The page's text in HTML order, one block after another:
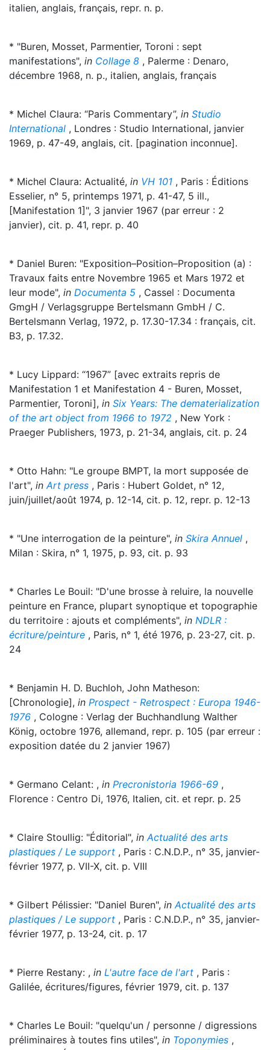
italien, anglais, français, repr. n. p.
* "Buren, Mosset, Parmentier, Toroni : sept
manifestations", in Collage 8 , Palerme : Denaro,
décembre 1968, n. p., italien, anglais, français
* Michel Claura: “Paris Commentary”, in Studio
International , Londres : Studio International, janvier
1969, p. 47-49, anglais, cit. [pagination inconnue].
* Michel Claura: Actualité, in VH 101 , Paris : Éditions
Esselier, n° 5, printemps 1971, p. 41-47, 5 ill.,
[Manifestation 1]", 3 janvier 1967 (par erreur : 2
janvier), cit. p. 41, repr. p. 40
* Daniel Buren: "Exposition–Position–Proposition (a) :
Travaux faits entre Novembre 1965 et Mars 1972 et
leur mode", in Documenta 5 , Cassel : Documenta
GmgH / Verlagsgruppe Bertelsmann GmbH / C.
Bertelsmann Verlag, 1972, p. 17.30-17.34 : français, cit.
B3, p. 17.32.
* Lucy Lippard: “1967” [avec extraits repris de
Manifestation 1 et Manifestation 4 - Buren, Mosset,
Parmentier, Toroni], in Six Years: The dematerialization
of the art object from 1966 to 1972 , New York :
Praeger Publishers, 1973, p. 21-34, anglais, cit. p. 24
* Otto Hahn: "Le groupe BMPT, la mort supposée de
l'art", in Art press , Paris : Hubert Goldet, n° 12,
juin/juillet/août 1974, p. 12-14, cit. p. 12, repr. p. 12-13
* "Une interrogation de la peinture", in Skira Annuel ,
Milan : Skira, n° 1, 1975, p. 93, cit. p. 93
* Charles Le Bouil: "D'une brosse à reluire, la nouvelle
peinture en France, plupart synoptique et topographie
du territoire : ajouts et compléments", in NDLR :
écriture/peinture , Paris, n° 1, été 1976, p. 23-27, cit. p.
24
* Benjamin H. D. Buchloh, John Matheson:
[Chronologie], in Prospect - Retrospect : Europa 1946-
1976 , Cologne : Verlag der Buchhandlung Walther
König, octobre 1976, allemand, repr. p. 105 (par erreur :
exposition datée du 2 janvier 1967)
* Germano Celant: , in Precronistoria 1966-69 ,
Florence : Centro Di, 1976, Italien, cit. et repr. p. 25
* Claire Stoullig: "Éditorial", in Actualité des arts
plastiques / Le support , Paris : C.N.D.P., n° 35, janvier-
février 1977, p. VII-X, cit. p. VIII
* Gilbert Pélissier: "Daniel Buren", in Actualité des arts
plastiques / Le support , Paris : C.N.D.P., n° 35, janvier-
février 1977, p. 13-24, cit. p. 17
* Pierre Restany: , in L'autre face de l'art , Paris :
Galilée, écritures/figures, février 1979, cit. p. 137
* Charles Le Bouil: "quelqu'un / personne / digressions
préliminaires à toutes fins utiles", in Toponymies ,